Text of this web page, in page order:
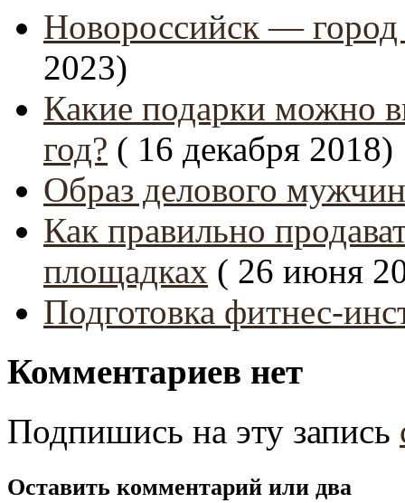
Новороссийск — город
2023)
Какие подарки можно
год? ( 16 декабря 2018)
Образ делового
Как правильно
площадках ( 26 июня
Подготовка фитнес-
Комментариев нет
Подпишись на эту запись
Оставить комментарий или два